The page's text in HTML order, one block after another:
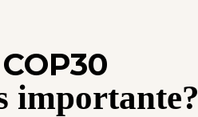
importante?